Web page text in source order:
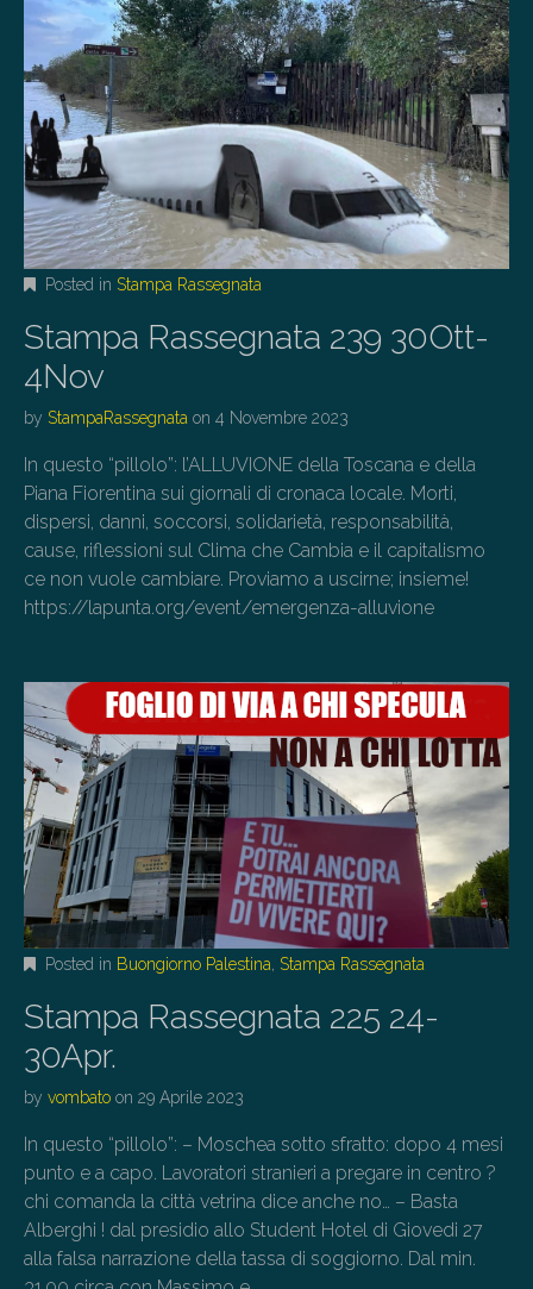
Posted in Stampa Rassegnata
Stampa Rassegnata 239 30Ott-
4Nov
by StampaRassegnata on 4 Novembre 2023
In questo “pillolo”: l’ALLUVIONE della Toscana e della
Piana Fiorentina sui giornali di cronaca locale. Morti,
dispersi, danni, soccorsi, solidarietà, responsabilità,
cause, riflessioni sul Clima che Cambia e il capitalismo
ce non vuole cambiare. Proviamo a uscirne; insieme!
https://lapunta.org/event/emergenza-alluvione
Posted in Buongiorno Palestina, Stampa Rassegnata
Stampa Rassegnata 225 24-
30Apr.
by vombato on 29 Aprile 2023
In questo “pillolo”: – Moschea sotto sfratto: dopo 4 mesi
punto e a capo. Lavoratori stranieri a pregare in centro ?
chi comanda la città vetrina dice anche no… – Basta
Alberghi ! dal presidio allo Student Hotel di Giovedi 27
alla falsa narrazione della tassa di soggiorno. Dal min.